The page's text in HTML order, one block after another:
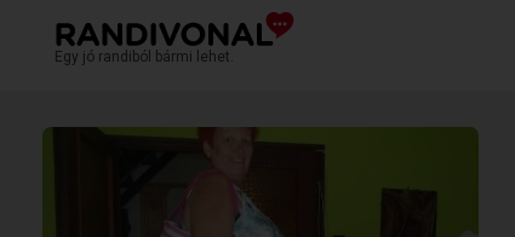
Egy jó randiból bármi lehet.